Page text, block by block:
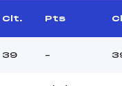
Clt. Pts
39 –